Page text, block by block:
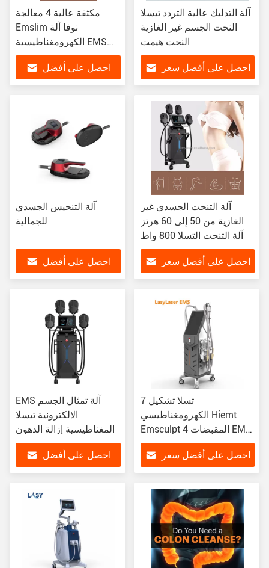
مكثفة عالية 4 معالجة
Emslim نوفا آلة
الكهرومغناطيسية EMS
العلاج آلة
احصل على أفضل
آلة التدليك عالية التردد تيسلا
النحت الجسم غير الغازية
النحت هيمت
احصل على أفضل سعر
آلة التنحيس الجسدي
للجمالية
احصل على أفضل
آلة التنحت الجسدي غير
الغازية من 50 إلى 60 هرتز
آلة التنحت التسلا 800 واط
احصل على أفضل سعر
EMS آلة تمثال الجسم
الالكترونية تيسلا
المغناطيسية إزالة الدهون
احصل على أفضل
7 تسلا تشكيل
الكهرومغناطيسي Hiemt
Emsculpt 4 المقبضات EMS
Slim Neo RF العضلات
احصل على أفضل سعر